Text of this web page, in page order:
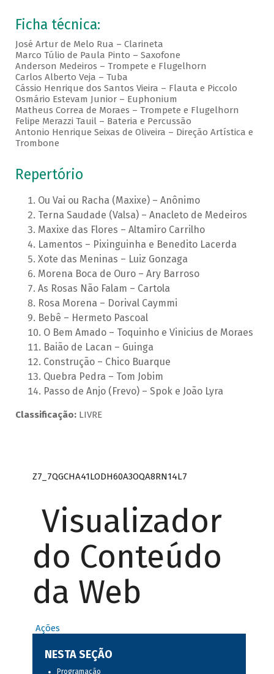
Ficha técnica:
José Artur de Melo Rua – Clarineta
Marco Túlio de Paula Pinto – Saxofone
Anderson Medeiros – Trompete e Flugelhorn
Carlos Alberto Veja – Tuba
Cássio Henrique dos Santos Vieira – Flauta e Piccolo
Osmário Estevam Junior – Euphonium
Matheus Correa de Moraes – Trompete e Flugelhorn
Felipe Merazzi Tauil – Bateria e Percussão
Antonio Henrique Seixas de Oliveira – Direção Artística e
Trombone
Repertório
Ou Vai ou Racha (Maxixe) – Anônimo
Terna Saudade (Valsa) – Anacleto de Medeiros
Maxixe das Flores – Altamiro Carrilho
Lamentos – Pixinguinha e Benedito Lacerda
Xote das Meninas – Luiz Gonzaga
Morena Boca de Ouro – Ary Barroso
As Rosas Não Falam – Cartola
Rosa Morena – Dorival Caymmi
Bebê – Hermeto Pascoal
O Bem Amado – Toquinho e Vinicius de Moraes
Baião de Lacan – Guinga
Construção – Chico Buarque
Quebra Pedra – Tom Jobim
Passo de Anjo (Frevo) – Spok e João Lyra
Classificação:LIVRE
Z7_7QGCHA41LODH60A3OQA8RN14L7
Visualizador
do Conteúdo
da Web
Ações
NESTA SEÇÃO
Programação